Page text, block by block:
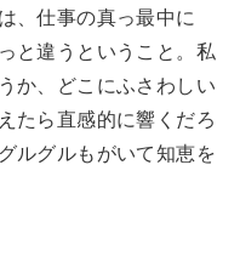
、仕事の真っ最中に
と違うということ。私
か、どこにふさわしい
たら直感的に響くだろ
ルグルもがいて知恵を